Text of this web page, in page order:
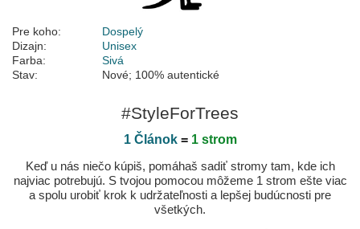
Pre koho:
Dospelý
Dizajn:
Unisex
Farba:
Sivá
Stav:
Nové; 100% autentické
#StyleForTrees
1 Článok= 1 strom
Keď u nás niečo kúpiš, pomáhaš sadiť stromy tam, kde ich
najviac potrebujú. S tvojou pomocou môžeme 1 strom ešte viac
a spolu urobiť krok k udržateľnosti a lepšej budúcnosti pre
všetkých.